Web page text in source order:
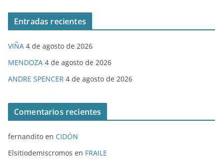
Entradas recientes
VIÑA 4 de agosto de 2026
MENDOZA 4 de agosto de 2026
ANDRE SPENCER 4 de agosto de 2026
Comentarios recientes
fernandito en CIDÓN
Elsitiodemiscromos en FRAILE